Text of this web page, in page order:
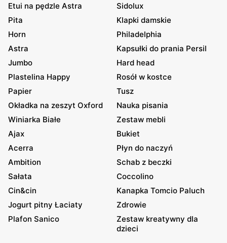
Etui na pędzle Astra
Sidolux
Pita
Klapki damskie
Horn
Philadelphia
Astra
Kapsułki do prania Persil
Jumbo
Hard head
Plastelina Happy
Rosół w kostce
Papier
Tusz
Okładka na zeszyt Oxford
Nauka pisania
Winiarka Białe
Zestaw mebli
Ajax
Bukiet
Acerra
Płyn do naczyń
Ambition
Schab z beczki
Sałata
Coccolino
Cin&cin
Kanapka Tomcio Paluch
Jogurt pitny Łaciaty
Zdrowie
Plafon Sanico
Zestaw kreatywny dla
dzieci